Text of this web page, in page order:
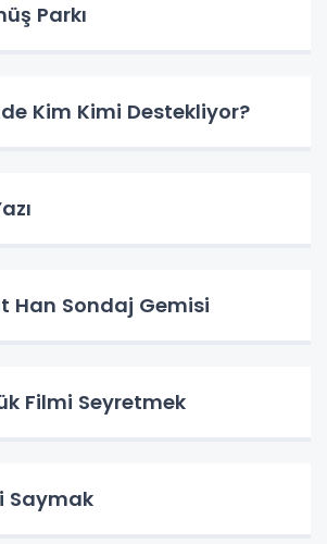
Parkı
Kim Kimi Destekliyor?
Han Sondaj Gemisi
Filmi Seyretmek
Saymak